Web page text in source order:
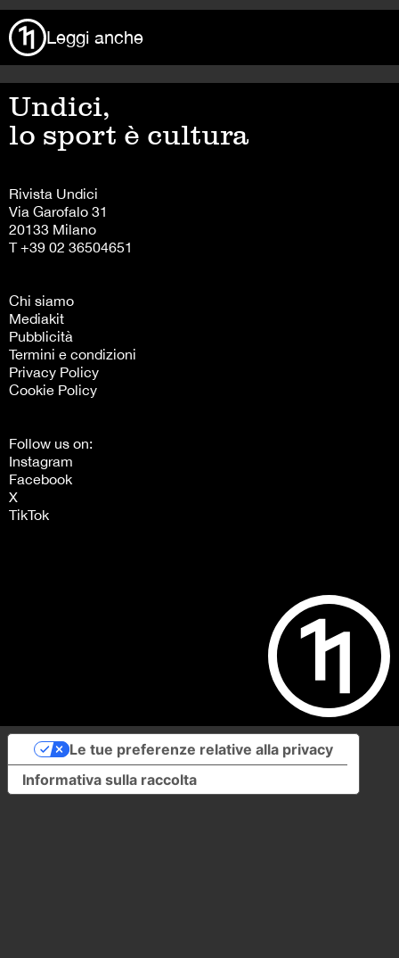
Leggi anche
Undici,
lo sport è cultura
Rivista Undici
Via Garofalo 31
20133 Milano
T +39 02 36504651
Chi siamo
Mediakit
Pubblicità
Termini e condizioni
Privacy Policy
Cookie Policy
Follow us on:
Instagram
Facebook
X
TikTok
Informativa sulla raccolta
Le tue preferenze relative alla privacy